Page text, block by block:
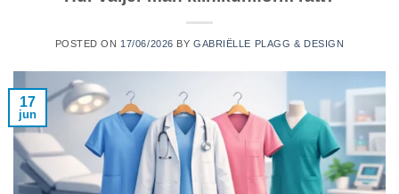
POSTED ON 17/06/2026 BY GABRIËLLE PLAGG & DESIGN
17
jun